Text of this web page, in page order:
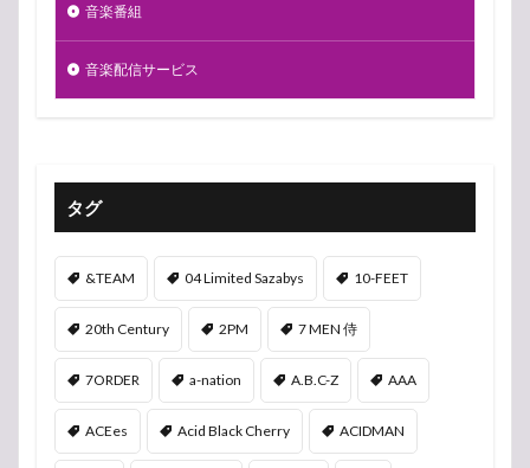
音楽番組
音楽配信サービス
タグ
&TEAM 04 Limited Sazabys 10-FEET
20th Century 2PM 7 MEN 侍
7ORDER a-nation A.B.C-Z AAA
ACEes Acid Black Cherry ACIDMAN